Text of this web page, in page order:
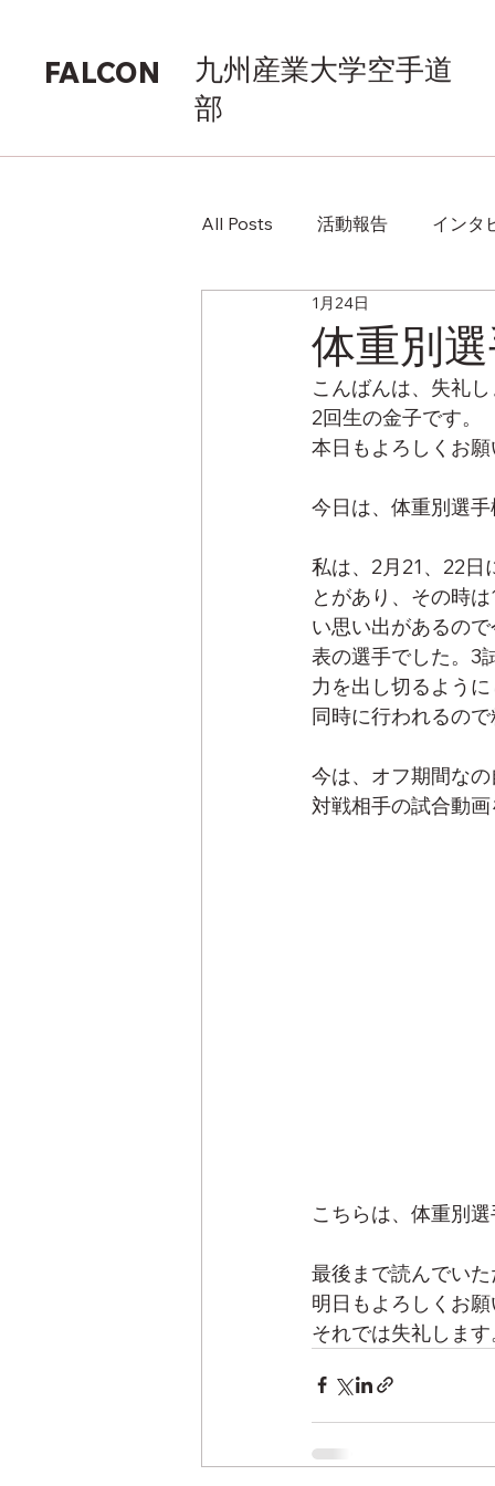
FALCON
九州産業大学空手道
部
All Posts 活動報告 インタ
体重別
1月24日
こんばんは、失礼
2回生の金子です。
本日もよろしくお
今日は、体重別選
私は、2月21、22日
とがあり、その時
い思い出があるの
表の選手でした。3
力を出し切るよう
同時に行われるの
今は、オフ期間な
対戦相手の試合動
こちらは、体重別
最後まで読んでい
明日もよろしくお
それでは失礼しま